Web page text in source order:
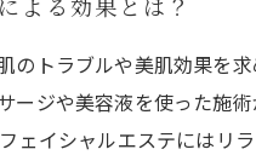
のトラブルや美肌効果を
ージや美容液を使った施
ェイシャルエステにはリ